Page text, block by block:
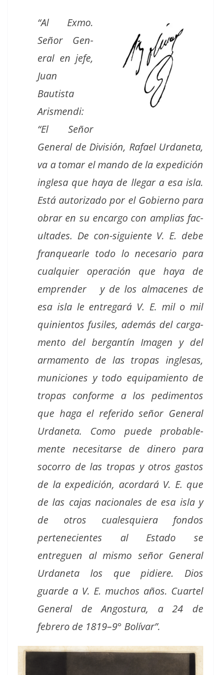
“Al Exmo.
Señor Gen­
er­al en jefe,
Juan
Bautista
Aris­men­di:
“El Señor
Gen­er­al de División, Rafael Urdane­ta,
va a tomar el man­do de la expe­di­ción
ingle­sa que haya de lle­gar a esa isla.
Está autor­iza­do por el Gob­ier­no para
obrar en su encar­go con amplias fac­
ul­tades. De con-sigu­iente V. E. debe
fran­quear­le todo lo nece­sario para
cualquier operación que haya de
empren­der y de los almacenes de
esa isla le entre­gará V. E. mil o mil
quinien­tos fusiles, además del carga­
men­to del bergan­tín Ima­gen y del
arma­men­to de las tropas ingle­sas,
muni­ciones y todo equipamien­to de
tropas con­forme a los ped­i­men­tos
que haga el referi­do señor Gen­er­al
Urdane­ta. Como puede prob­a­ble­
mente nece­si­tarse de dinero para
socor­ro de las tropas y otros gas­tos
de la expe­di­ción, acor­dará V. E. que
de las cajas nacionales de esa isla y
de otros cua­lesquiera fon­dos
pertenecientes al Esta­do se
entreguen al mis­mo señor Gen­er­al
Urdane­ta los que pidiere. Dios
guarde a V. E. muchos años. Cuar­tel
Gen­er­al de Angos­tu­ra, a 24 de
febrero de 1819–9° Bolívar”.